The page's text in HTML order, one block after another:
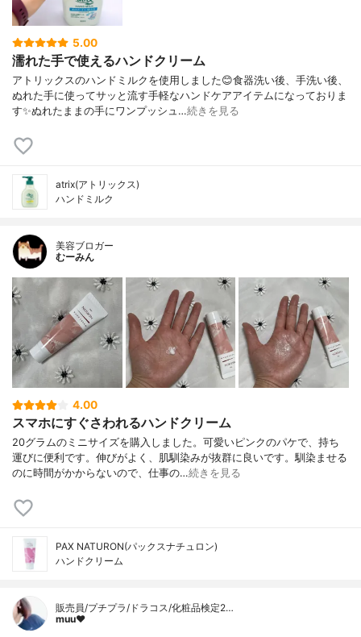
5.00
濡れた手で使えるハンドクリーム
アトリックスのハンドミルクを使用しました😊食器洗い後、手洗い後、
ぬれた手に使ってサッと流す手軽なハンドケアアイテムになっておりま
す✨ぬれたままの手にワンプッシュ…続きを見る
atrix(アトリックス)
ハンドミルク
美容ブロガー
むーみん
4.00
スマホにすぐさわれるハンドクリーム
20グラムのミニサイズを購入しました。可愛いピンクのパケで、持ち
運びに便利です。伸びがよく、肌馴染みが抜群に良いです。馴染ませる
のに時間がかからないので、仕事の…続きを見る
PAX NATURON(パックスナチュロン)
ハンドクリーム
販売員/プチプラ/ドラコス/化粧品検定2…
muu❤︎